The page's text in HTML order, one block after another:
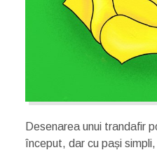
Desenarea unui trandafir
început, dar cu pași